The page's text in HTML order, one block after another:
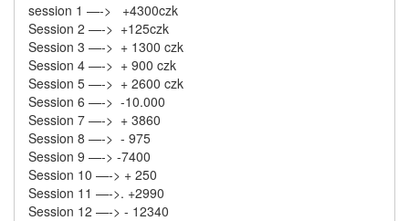
session 1 —-> +4300czk
Session 2 —-> +125czk
Session 3 —-> + 1300 czk
Session 4 —-> + 900 czk
Session 5 —-> + 2600 czk
Session 6 —-> -10.000
Session 7 —-> + 3860
Session 8 —-> - 975
Session 9 —-> -7400
Session 10 —-> + 250
Session 11 —->. +2990
Session 12 —-> - 12340